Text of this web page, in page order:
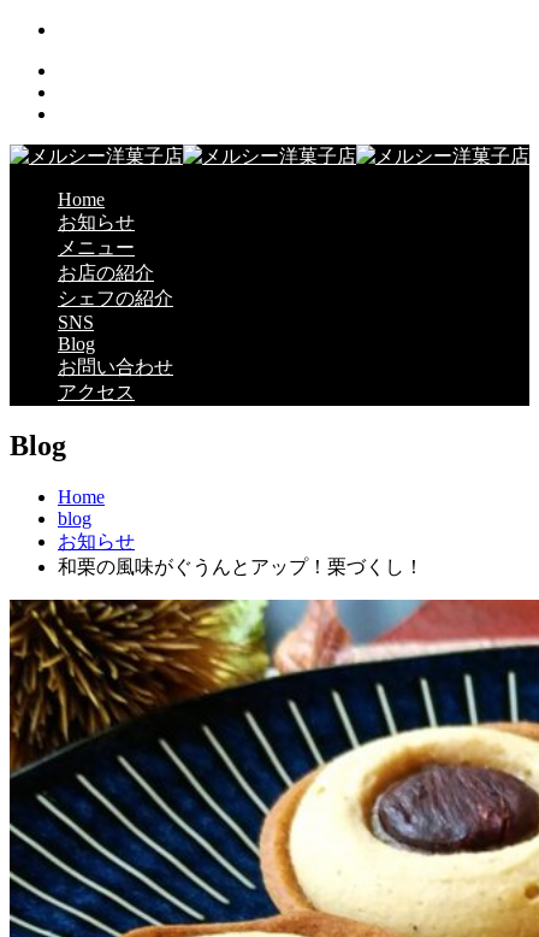
Home
お知らせ
メニュー
お店の紹介
シェフの紹介
SNS
Blog
お問い合わせ
アクセス
Blog
Home
blog
お知らせ
和栗の風味がぐうんとアップ！栗づくし！